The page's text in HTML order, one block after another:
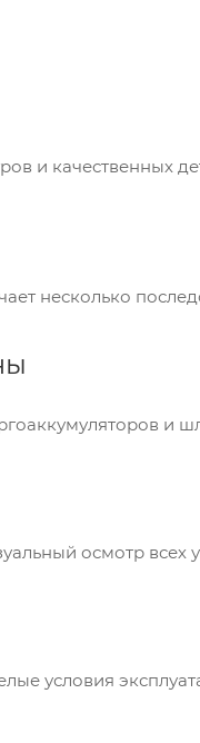
и качественных
несколько
и
осмотр всех
условия